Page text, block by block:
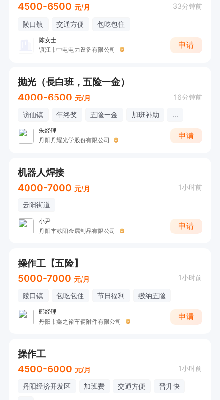
4500-6500 元/月 33分钟前
陵口镇 交通方便 包吃包住
陈女士
镇江市中电电力设备有限公司
申请
抛光（長白班，五险一金）
4000-6500 元/月 16分钟前
访仙镇 年终奖 五险一金 加班补助 ...
朱经理
丹阳丹耀光学股份有限公司
申请
机器人焊接
4000-7000 元/月 1小时前
云阳街道
小尹
丹阳市苏阳金属制品有限公司
申请
操作工【五险】
5000-7000 元/月 1小时前
陵口镇 包吃包住 节日福利 缴纳五险
郦经理
丹阳市鑫之裕车辆附件有限公司
申请
操作工
4500-6000 元/月 1小时前
丹阳经济开发区 加班费 交通方便
晋升快